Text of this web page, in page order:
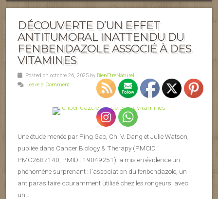
DÉCOUVERTE D’UN EFFET
ANTITUMORAL INATTENDU DU
FENBENDAZOLE ASSOCIÉ À DES
VITAMINES
Posted on octobre 26, 2025 by BienEtreNaturel
Leave a Comment
Une étude menée par Ping Gao, Chi V. Dang et Julie Watson,
publiée dans Cancer Biology & Therapy (PMCID :
PMC2687140, PMID : 19049251), a mis en évidence un
phénomène surprenant : l’association du fenbendazole, un
antiparasitaire couramment utilisé chez les rongeurs, avec
un…